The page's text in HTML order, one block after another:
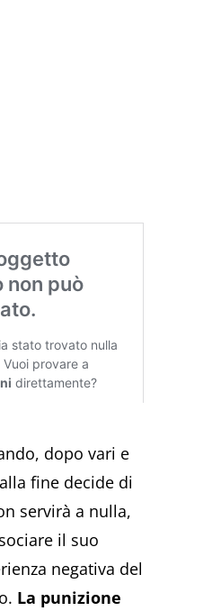
dopo vari e
fine decide di
servirà a nulla,
il suo
negativa del
La punizione